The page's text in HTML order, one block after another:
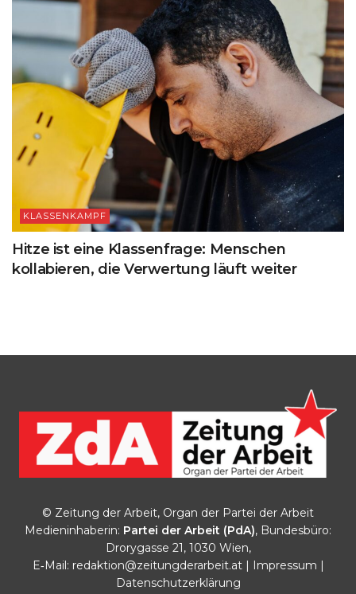
KLASSENKAMPF
Hitze ist eine Klassenfrage: Menschen
kollabieren, die Verwertung läuft weiter
© Zeitung der Arbeit, Organ der Partei der Arbeit
Medieninhaberin: Partei der Arbeit (PdA), Bundesbüro:
Drorygasse 21, 1030 Wien,
E‑Mail: redaktion@zeitungderarbeit.at| Impressum
Datenschutzerklärung